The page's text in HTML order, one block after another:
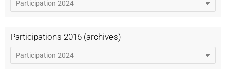
Participations 2016 (archives)